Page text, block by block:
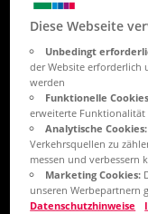
Datenschutz
Code of Conduct
AGB
Folgen Sie EPLAN
Argentinien
Australien
Belgien
Bosnien-
Brasilien
Diese Webseite
Unbedingt
der Website erforderlich
werden
Funktionelle
erweiterte Funktionalität
Analytische Cookies:
Verkehrsquellen zu
messen und verbessern
Marketing Cookies:
unseren Werbepartnern
Datenschutzhinweise